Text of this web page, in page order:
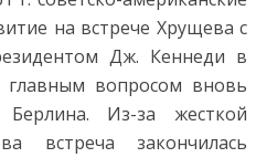
на встрече Хрущева с
Дж. Кеннеди в
вопросом вновь
Берлина. Из-за жесткой
встреча закончилась